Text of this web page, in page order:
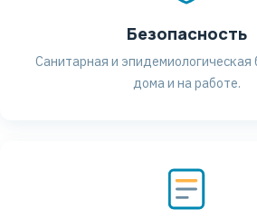
Безопасность
Санитарная и эпидемиологическая
дома и на работе.